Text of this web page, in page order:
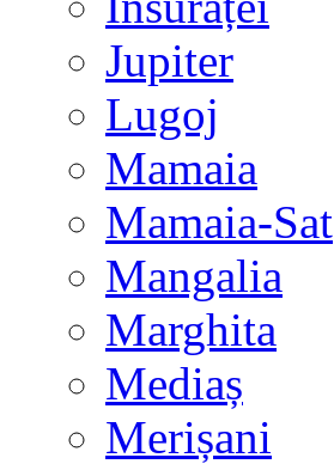
Jupiter
Lugoj
Mamaia
Mamaia-Sat
Mangalia
Marghita
Mediaș
Merișani